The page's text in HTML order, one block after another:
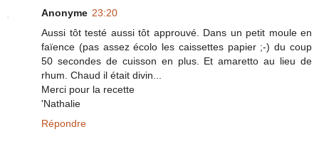
Anonyme 23:20
Aussi tôt testé aussi tôt approuvé. Dans un petit moule en
faïence (pas assez écolo les caissettes papier ;-) du coup
50 secondes de cuisson en plus. Et amaretto au lieu de
rhum. Chaud il était divin...
Merci pour la recette
'Nathalie
Répondre